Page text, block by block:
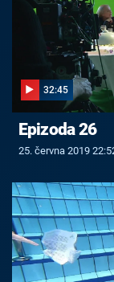
32:45
Epizoda 26
25. června 2019